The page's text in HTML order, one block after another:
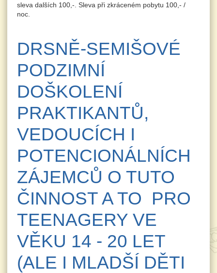
sleva dalších 100,-. Sleva při zkráceném pobytu 100,- /
noc.
DRSNĚ-SEMIŠOVÉ
PODZIMNÍ
DOŠKOLENÍ
PRAKTIKANTŮ,
VEDOUCÍCH I
POTENCIONÁLNÍCH
ZÁJEMCŮ O TUTO
ČINNOST A TO PRO
TEENAGERY VE
VĚKU 14 - 20 LET
(ALE I MLADŠÍ DĚTI